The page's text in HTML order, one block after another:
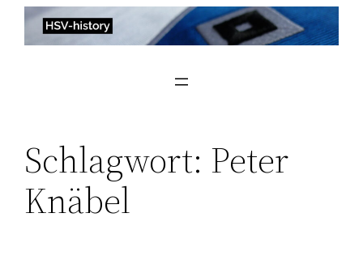
Zum
Inhalt
Schlagwort: Peter
Knäbel